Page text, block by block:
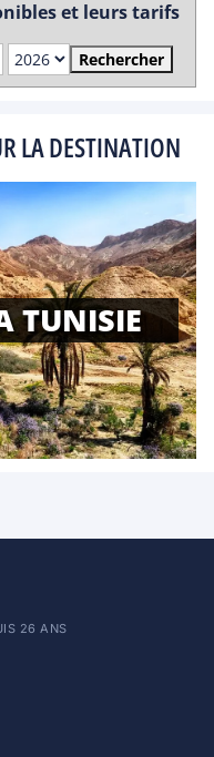
et leurs tarifs
Rechercher
LA DESTINATION
TUNISIE
26 ANS